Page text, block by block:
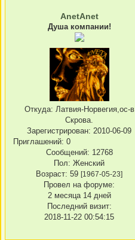
AnetAnet
Душа компании!
Откуда: Латвия-Норвегия,ос-в
Скрова.
Зарегистрирован: 2010-06-09
Приглашений: 0
Сообщений: 12768
Пол: Женский
Возраст: 59 [1967-05-23]
Провел на форуме:
2 месяца 14 дней
Последний визит:
2018-11-22 00:54:15